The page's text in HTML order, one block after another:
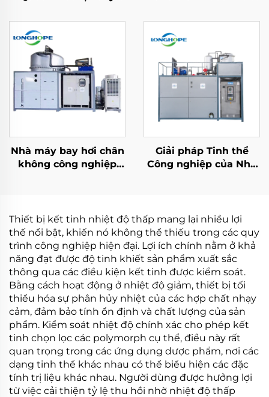
Công nghiệp Bơm
Nhiệt Chân không
Nhiệt độ Thấp
không Tự động
Nhà máy bay hơi chân
không công nghiệp
Giải pháp Tinh thể
Công nghiệp của Nhà
Vacuum
Thiết bị kết tinh nhiệt độ thấp mang lại nhiều lợi
thế nổi bật, khiến nó không thể thiếu trong các quy
trình công nghiệp hiện đại. Lợi ích chính nằm ở khả
năng đạt được độ tinh khiết sản phẩm xuất sắc
thông qua các điều kiện kết tinh được kiểm soát.
Bằng cách hoạt động ở nhiệt độ giảm, thiết bị tối
thiểu hóa sự phân hủy nhiệt của các hợp chất nhạy
cảm, đảm bảo tính ổn định và chất lượng của sản
phẩm. Kiểm soát nhiệt độ chính xác cho phép kết
tinh chọn lọc các polymorph cụ thể, điều này rất
quan trọng trong các ứng dụng dược phẩm, nơi các
dạng tinh thể khác nhau có thể biểu hiện các đặc
tính trị liệu khác nhau. Người dùng được hưởng lợi
từ việc cải thiện tỷ lệ thu hồi nhờ nhiệt độ thấp